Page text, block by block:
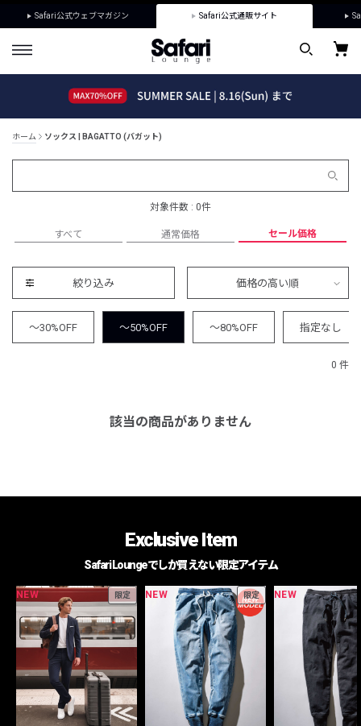
Safari公式ウェブマガジン Safari公式通販サイト
ホーム ソックス | BAGATTO (バガット)
対象件数 : 0件
すべて 通常価格 セール価格
絞り込み 価格の高い順
～30%OFF ～50%OFF ～80%OFF 指定なし
0 件
該当の商品がありません
Exclusive Item
Safari Loungeでしか買えない限定アイテム
NEW 限定 NEW 限定 NEW